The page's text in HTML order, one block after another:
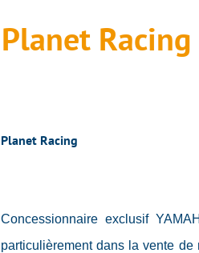
Planet Racing
Planet Racing
Concessionnaire exclusif
particulièrement dans la vente